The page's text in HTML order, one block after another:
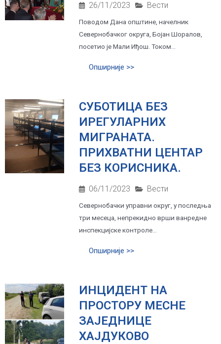
26/11/2023 Вести
Поводом Дана општине, начелник
Севернобачког округа, Бојан Шоралов,
посетио је Мали Иђош. Током...
Опширније >>
СУБОТИЦА БЕЗ
ИРЕГУЛАРНИХ
МИГРАНАТА.
ПРИХВАТНИ ЦЕНТАР
БЕЗ КОРИСНИКА.
06/11/2023 Вести
Севернобачки управни округ, у последња
три месеца, непрекидно врши ванредне
инспекцијске контроле...
Опширније >>
ИНЦИДЕНТ НА
ПРОСТОРУ МЕСНЕ
ЗАЈЕДНИЦЕ
ХАЈДУКОВО